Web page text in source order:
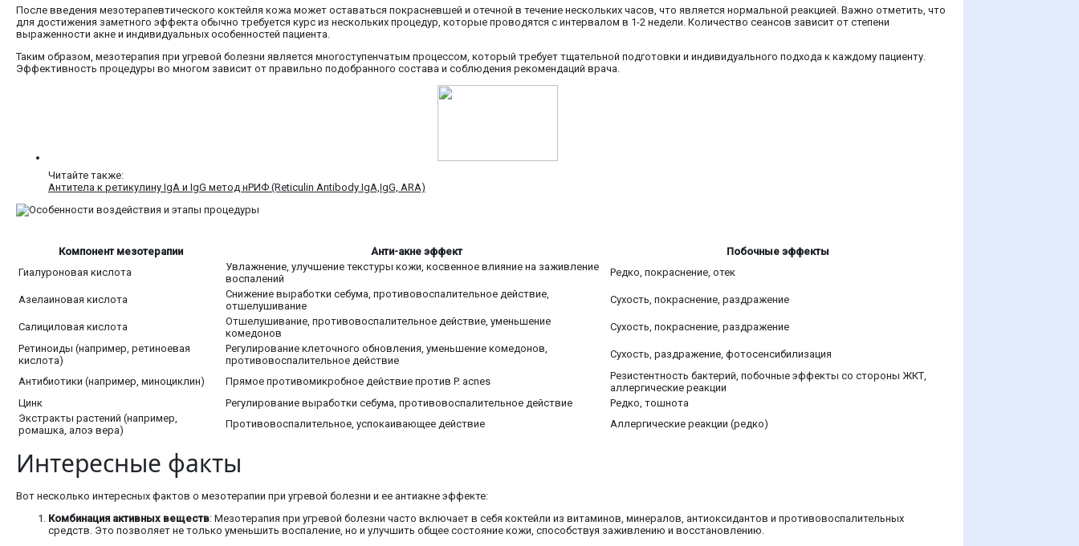
После введения мезотерапевтического коктейля кожа может оставаться покрасневшей и отечной в течение нескольких часов, что является нормальной реакцией. Важно отметить, что
для достижения заметного эффекта обычно требуется курс из нескольких процедур, которые проводятся с интервалом в 1-2 недели. Количество сеансов зависит от степени
выраженности акне и индивидуальных особенностей пациента.
Таким образом, мезотерапия при угревой болезни является многоступенчатым процессом, который требует тщательной подготовки и индивидуального подхода к каждому пациенту.
Эффективность процедуры во многом зависит от правильно подобранного состава и соблюдения рекомендаций врача.
Читайте также:
Антитела к ретикулину IgA и IgG метод нРИФ (Reticulin Antibody IgA,IgG, ARA)
Компонент мезотерапии Анти-акне эффект
Побочные эффекты
Гиалуроновая кислота
Увлажнение, улучшение текстуры кожи, косвенное влияние на заживление
воспалений
Редко, покраснение, отек
Азелаиновая кислота
Снижение выработки себума, противовоспалительное действие,
отшелушивание
Сухость, покраснение, раздражение
Салициловая кислота
Отшелушивание, противовоспалительное действие, уменьшение
комедонов
Сухость, покраснение, раздражение
Ретиноиды (например, ретиноевая
кислота)
Регулирование клеточного обновления, уменьшение комедонов,
противовоспалительное действие
Сухость, раздражение, фотосенсибилизация
Антибиотики (например, миноциклин) Прямое противомикробное действие против P. acnes
Резистентность бактерий, побочные эффекты со стороны ЖКТ,
аллергические реакции
Цинк
Регулирование выработки себума, противовоспалительное действие
Редко, тошнота
Экстракты растений (например,
ромашка, алоэ вера)
Противовоспалительное, успокаивающее действие Аллергические реакции (редко)
Интересные факты
Вот несколько интересных фактов о мезотерапии при угревой болезни и ее антиакне эффекте:
Комбинация активных веществ: Мезотерапия при угревой болезни часто включает в себя коктейли из витаминов, минералов, антиоксидантов и противовоспалительных
средств. Это позволяет не только уменьшить воспаление, но и улучшить общее состояние кожи, способствуя заживлению и восстановлению.